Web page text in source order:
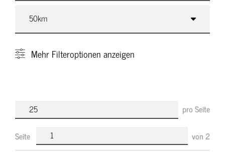
Mehr Filteroptionen anzeigen
pro Seite
Seite von2